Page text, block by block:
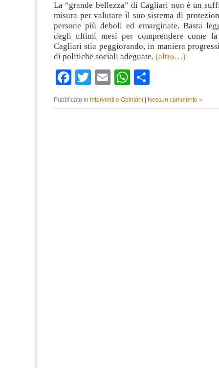
La “grande bellezza” di Cagliari non è un
misura per valutare il suo sistema di
persone più deboli ed emarginate. Basta
degli ultimi mesi per comprendere come
Cagliari stia peggiorando, in maniera
di politiche sociali adeguate. (altro…)
Facebook
TwitterEmailWhatsApp
Pubblicato in Interventi e Opinioni Nessun commento »